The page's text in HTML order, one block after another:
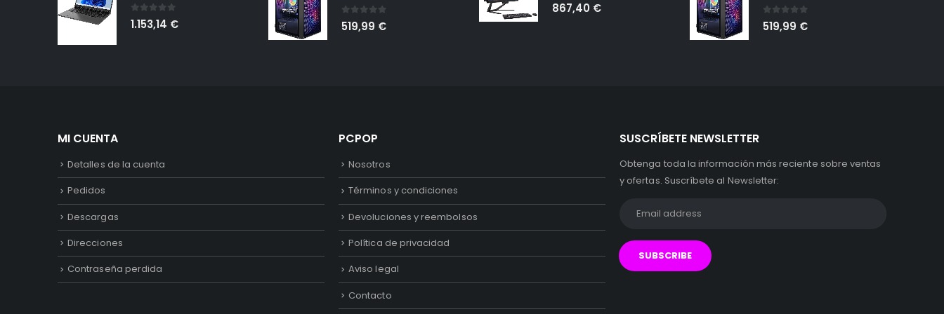
0 out of 5
1.153,14 € 0out of 5
519,99 €
0out of 5
867,40 €
0out of 5
519,99 €
MI CUENTA
Detalles de la cuenta
Pedidos
Descargas
Direcciones
Contraseña perdida
PCPOP
Nosotros
Términos y condiciones
Devoluciones y reembolsos
Política de privacidad
Aviso legal
Contacto
SUSCRÍBETE NEWSLETTER
Obtenga toda la información más reciente sobre ventas
y ofertas. Suscríbete al Newsletter: